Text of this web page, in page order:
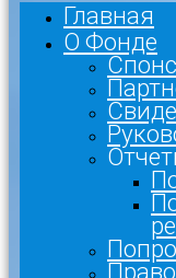
Главная
О Фонде